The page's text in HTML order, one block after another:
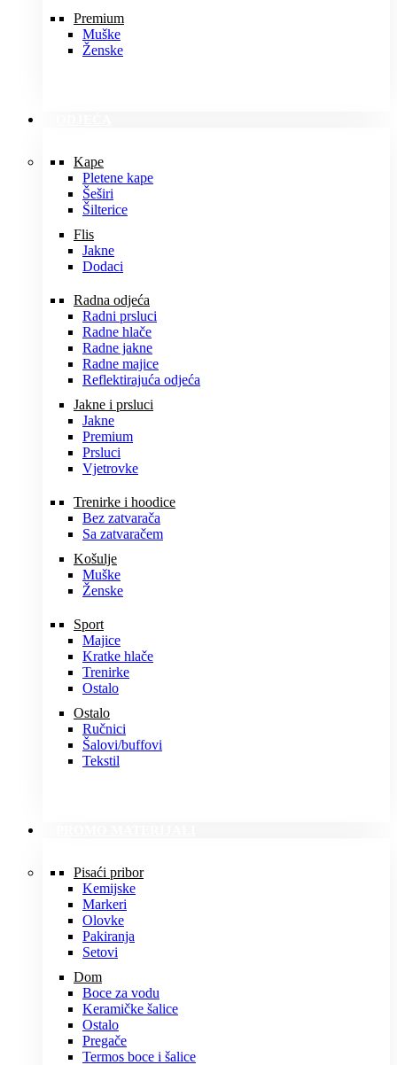
Premium
Muške
Ženske
Kape
Pletene kape
Šeširi
Šilterice
Flis
Jakne
Dodaci
Radna odjeća
Radni prsluci
Radne hlače
Radne jakne
Radne majice
Reflektirajuća odjeća
Jakne i prsluci
Jakne
Premium
Prsluci
Vjetrovke
Trenirke i hoodice
Bez zatvarača
Sa zatvaračem
Košulje
Muške
Ženske
Sport
Majice
Kratke hlače
Trenirke
Ostalo
Ostalo
Ručnici
Šalovi/buffovi
Tekstil
Pisaći pribor
Kemijske
Markeri
Olovke
Pakiranja
Setovi
Dom
Boce za vodu
Keramičke šalice
Ostalo
Pregače
Termos boce i šalice